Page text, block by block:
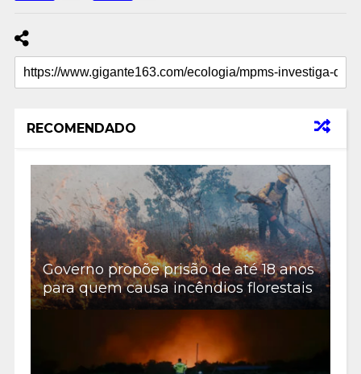
RECOMENDADO
Governo propõe prisão de até 18 anos
para quem causa incêndios florestais